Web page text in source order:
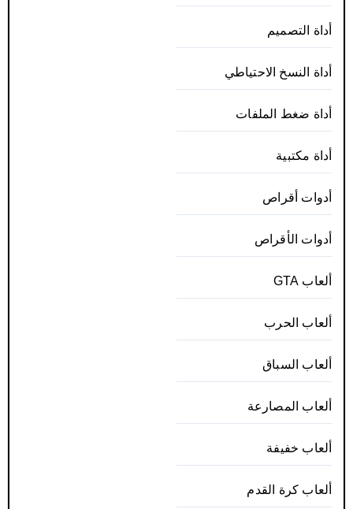
أداة التصميم
أداة النسخ الاحتياطي
أداة ضغط الملفات
أداة مكتبية
أدوات أقراص
أدوات الأقراص
ألعاب GTA
ألعاب الحرب
ألعاب السباق
ألعاب المصارعة
ألعاب خفيفة
ألعاب كرة القدم